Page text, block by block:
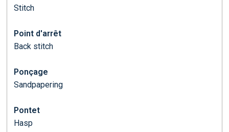
Stitch
Point d'arrêt
Back stitch
Ponçage
Sandpapering
Pontet
Hasp